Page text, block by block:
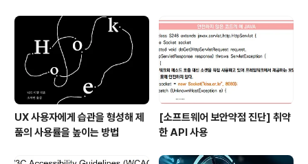
UX 사용자에게 습관을 형성해 제
품의 사용률을 높이는 방법
[소프트웨어 보안약점 진단] 취약
한 API 사용